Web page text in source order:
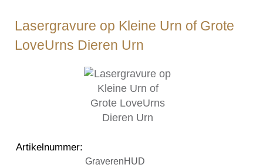
Lasergravure op Kleine Urn of Grote
LoveUrns Dieren Urn
Artikelnummer:
GraverenHUD